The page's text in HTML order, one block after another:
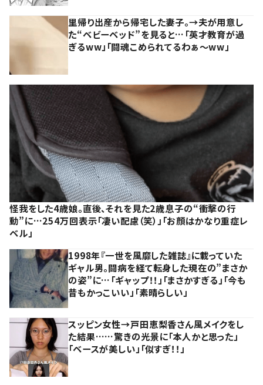
里帰り出産から帰宅した妻子。→夫が用意し
た“ベビーベッド”を見ると…「英才教育が過
ぎるww」「闘魂こめられてるわぁ～ww」
怪我をした4歳娘。直後、それを見た2歳息子の“衝撃の行
動”に…254万回表示「凄い配慮（笑）」「お顔はかなり重症レ
ベル」
1998年『一世を風靡した雑誌』に載っていた
ギャル男。闘病を経て転身した現在の”まさか
の姿”に…「ギャップ！！」「まさかすぎる」「今も
昔もかっこいい」「素晴らしい」
スッピン女性→戸田恵梨香さん風メイクをし
た結果……驚きの光景に「本人かと思った」
「ベースが美しい」「似すぎ！！」